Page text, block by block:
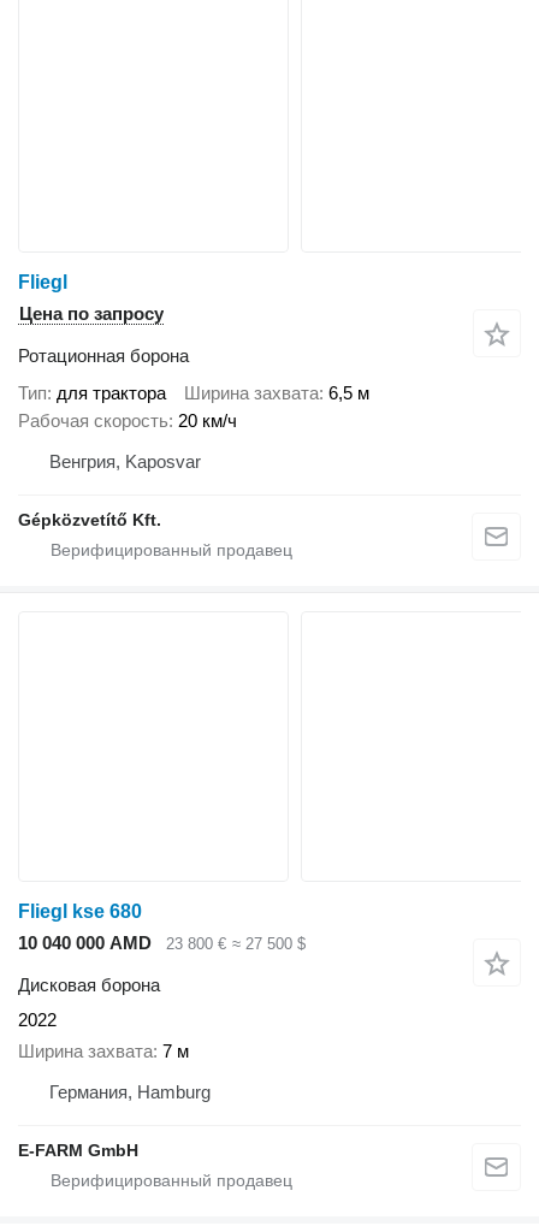
Fliegl
Цена по запросу
Ротационная борона
Тип для трактора Ширина захвата 6,5 м
Рабочая скорость 20 км/ч
Венгрия, Kaposvar
Gépközvetítő Kft.
Fliegl kse 680
10 040 000 AMD
23 800 € ≈ 27 500 $
Дисковая борона
2022
Ширина захвата 7 м
Германия, Hamburg
E-FARM GmbH